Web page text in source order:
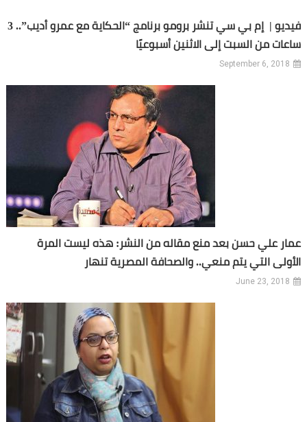
فيديو | إم بي سي تنشر برومو برنامج “الحكاية مع عمرو أديب”.. 3
ساعات من السبت إلى الاثنين أسبوعيًا
September 6, 2018
عمار علي حسن بعد منع مقاله من النشر: هذه ليست المرة
الأولى التي يتم منعي.. والصحافة المصرية تنهار
June 23, 2018